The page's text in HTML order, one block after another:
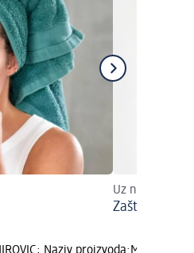
Uz naše
Zašto volimo